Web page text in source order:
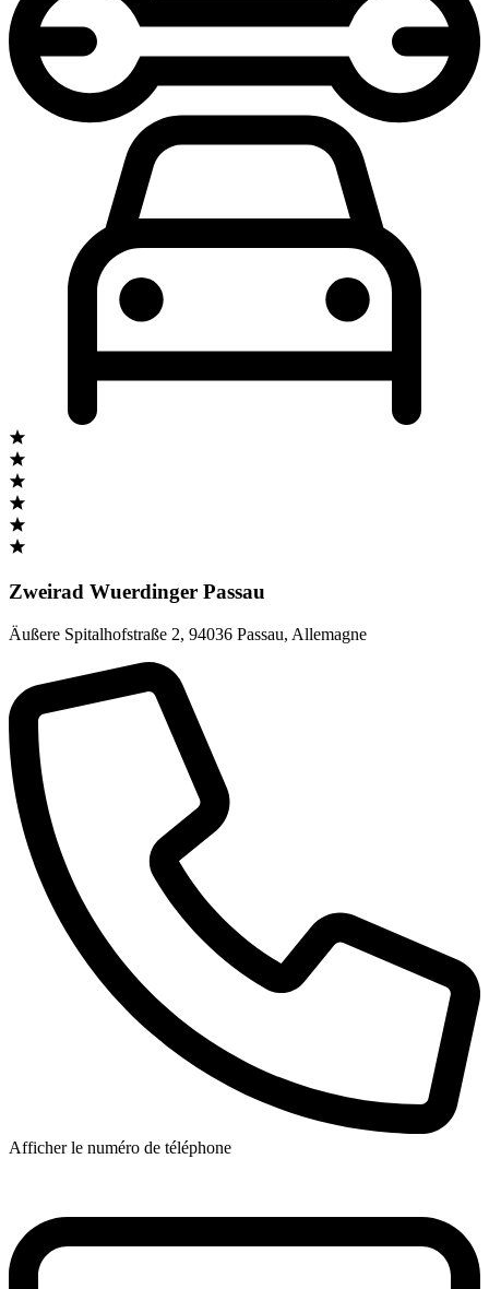
Zweirad Wuerdinger Passau
Äußere Spitalhofstraße 2, 94036 Passau, Allemagne
Afficher le numéro de téléphone